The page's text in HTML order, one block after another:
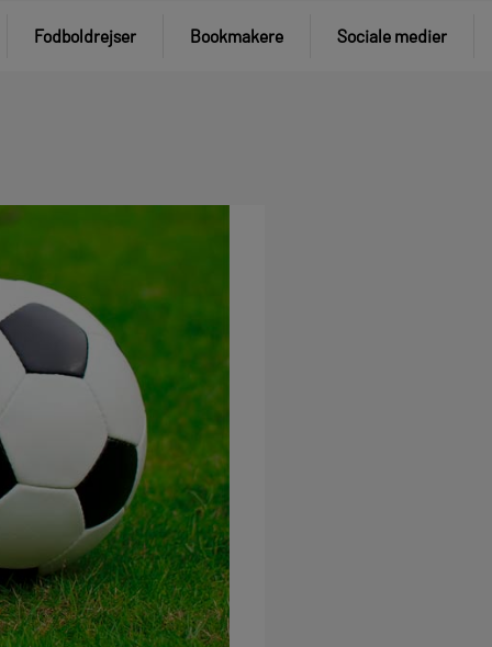
Fodboldrejser Bookmakere Sociale medier